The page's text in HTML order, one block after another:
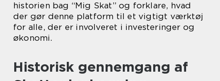
historien bag “Mig Skat” og forklare, hvad
der gør denne platform til et vigtigt værktøj
for alle, der er involveret i investeringer og
økonomi.
Historisk gennemgang af